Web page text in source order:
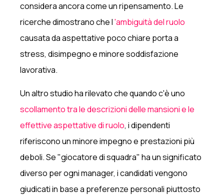
considera ancora come un ripensamento. Le
ricerche dimostrano che l'ambiguità del ruolo
causata da aspettative poco chiare porta a
stress, disimpegno e minore soddisfazione
lavorativa.
Un altro studio ha rilevato che quando c'è uno
scollamento tra le descrizioni delle mansioni e le
effettive aspettative di ruolo, i dipendenti
riferiscono un minore impegno e prestazioni più
deboli. Se "giocatore di squadra" ha un significato
diverso per ogni manager, i candidati vengono
giudicati in base a preferenze personali piuttosto